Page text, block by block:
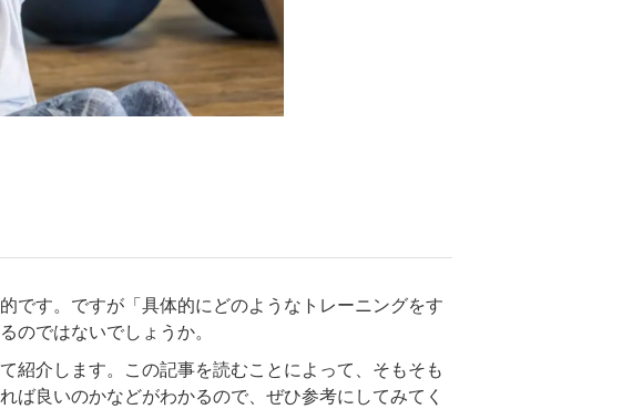
です。ですが「具体的にどのようなトレーニングをす
ではないでしょうか。
紹介します。この記事を読むことによって、そもそも
良いのかなどがわかるので、ぜひ参考にしてみてく